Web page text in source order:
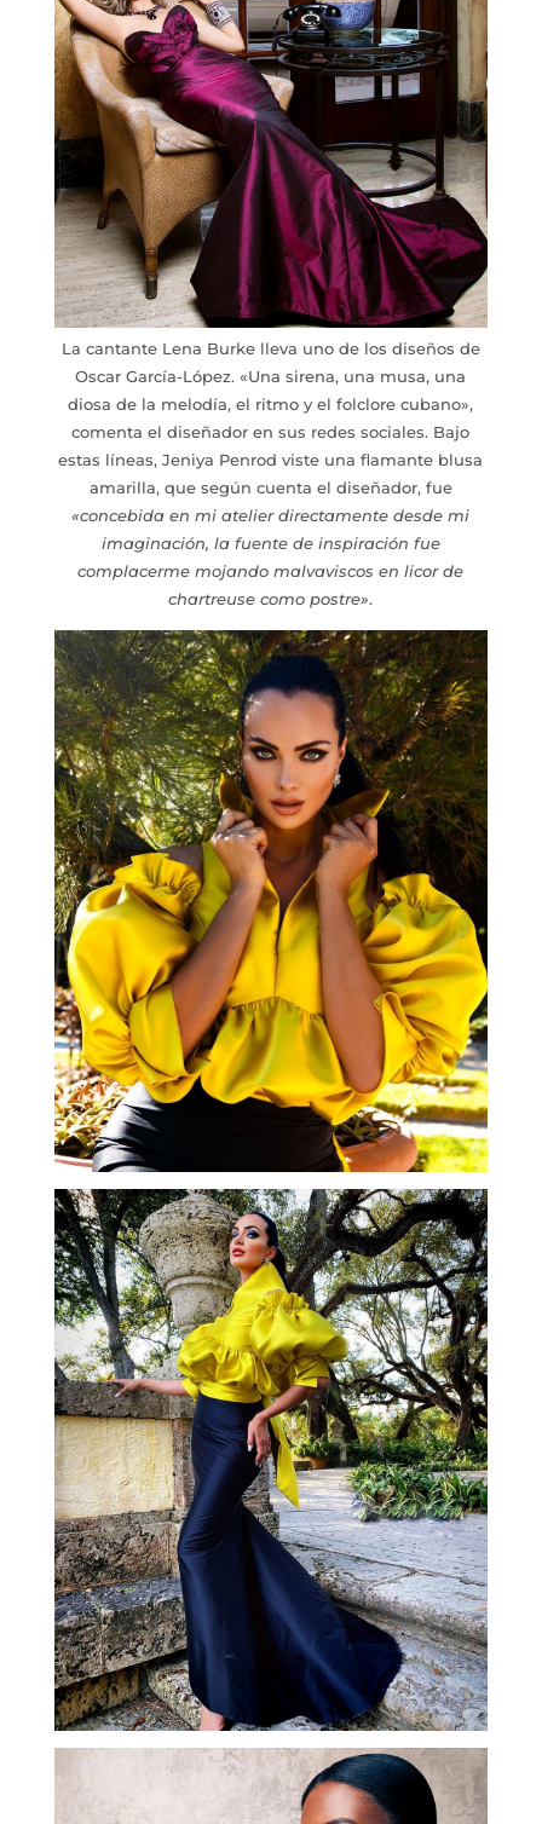
La cantante Lena Burke lleva uno de los diseños de
Oscar García-López. «Una sirena, una musa, una
diosa de la melodía, el ritmo y el folclore cubano»,
comenta el diseñador en sus redes sociales. Bajo
estas líneas, Jeniya Penrod viste una flamante blusa
amarilla, que según cuenta el diseñador, fue
«concebida en mi atelier directamente desde mi
imaginación, la fuente de inspiración fue
complacerme mojando malvaviscos en licor de
chartreuse como postre».